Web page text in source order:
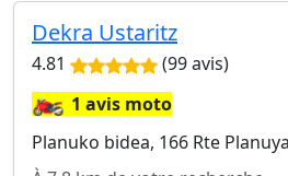
Dekra Ustaritz
4.81 (99 avis)
🏍️1 avis moto
Planuko bidea, 166 Rte